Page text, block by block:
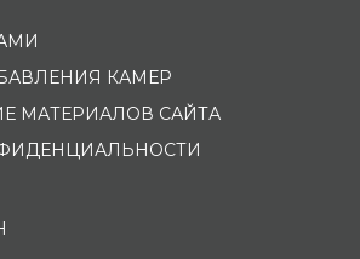
КАМЕР
МАТЕРИАЛОВ САЙТА